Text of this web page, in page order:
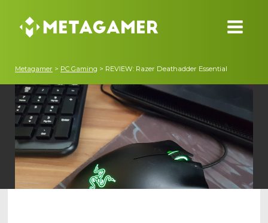
Metagamer > PC Gaming > REVIEW: Razer Deathadder Essential